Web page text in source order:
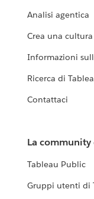
Analisi agentica
Crea una
Informazioni
Ricerca di
Contattaci
La community
Tableau Public
Gruppi utenti di